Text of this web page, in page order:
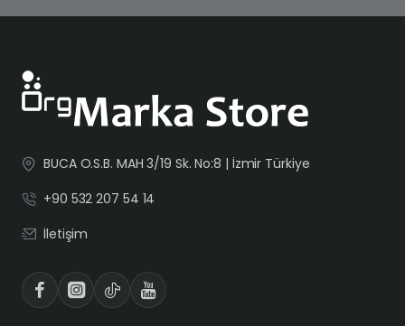
BUCA O.S.B. MAH 3/19 Sk. No:8 | İzmir Türkiye
+90 532 207 54 14
İletişim